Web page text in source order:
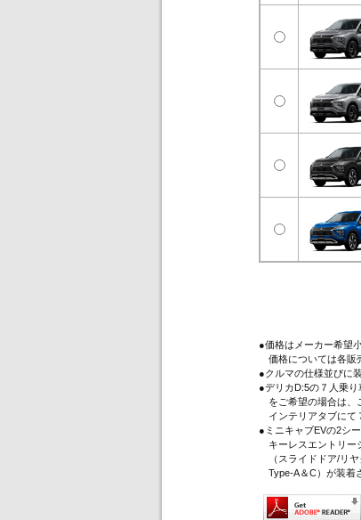
●価格はメーカー希望
価格については各販
●クルマの仕様並びに
●デリカD:5の７人乗
をご希望の場合は、
インテリアタブにて
●ミニキャブEVの2シ
キーレスエントリー
（スライドドア/リヤ
Type-A＆C）が装着